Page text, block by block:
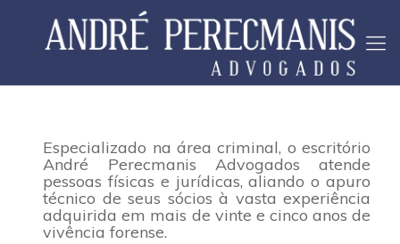
Especializado na área criminal, o escritório
André Perecmanis Advogados atende
pessoas físicas e jurídicas, aliando o apuro
técnico de seus sócios à vasta experiência
adquirida em mais de vinte e cinco anos de
vivência forense.